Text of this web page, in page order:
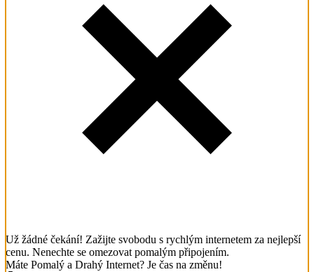
Už žádné čekání! Zažijte svobodu s rychlým internetem za nejlepší
cenu. Nenechte se omezovat pomalým připojením.
Máte Pomalý a Drahý Internet? Je čas na změnu!